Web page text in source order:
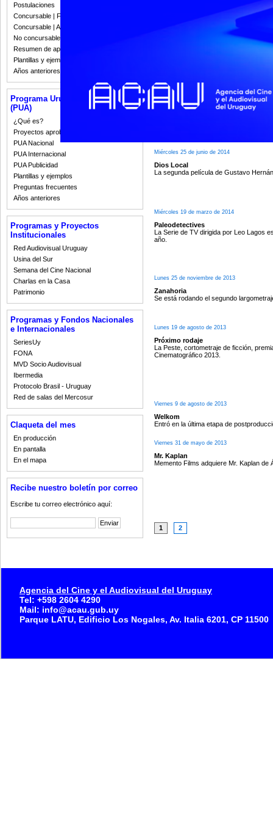
Postulaciones
Concursable | Fallos 2023
Concursable | Actas y Resoluciones
No concursable | Actas y Resoluciones
Resumen de apoyos 2008-2022
Plantillas y ejemplos
Años anteriores
Programa Uruguay Audiovisual
(PUA)
¿Qué es?
Proyectos aprobados
PUA Nacional
PUA Internacional
PUA Publicidad
Plantillas y ejemplos
Preguntas frecuentes
Años anteriores
Programas y Proyectos
Institucionales
Red Audiovisual Uruguay
Usina del Sur
Semana del Cine Nacional
Charlas en la Casa
Patrimonio
Programas y Fondos Nacionales
e Internacionales
SeriesUy
FONA
MVD Socio Audiovisual
Ibermedia
Protocolo Brasil - Uruguay
Red de salas del Mercosur
Claqueta del mes
En producción
En pantalla
En el mapa
Recibe nuestro boletín por correo
Escribe tu correo electrónico aquí:
Viernes 20 de noviembre de 2015
Visita a rodaje
Inscripciones abiertas para asistir a la
Miércoles 25 de junio de 2014
Dios Local
La segunda película de Gustavo
Miércoles 19 de marzo de 2014
Paleodetectives
La Serie de TV dirigida por Leo Lagos
año.
Lunes 25 de noviembre de 2013
Zanahoria
Se está rodando el segundo
Lunes 19 de agosto de 2013
Próximo rodaje
La Peste, cortometraje de ficción,
Cinematográfico 2013.
Viernes 9 de agosto de 2013
Welkom
Entró en la última etapa de
Viernes 31 de mayo de 2013
Mr. Kaplan
Memento Films adquiere Mr. Kaplan
1 2
Agencia del Cine y el Audiovisual del Uruguay
Tel: +598 2604 4290
Mail: info@acau.gub.uy
Parque LATU, Edificio Los Nogales, Av. Italia 6201, CP 11500